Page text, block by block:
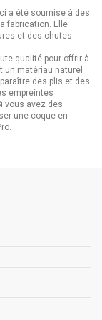
a été soumise à des
fabrication. Elle
et des chutes.
qualité pour offrir à
un matériau naturel
des plis et des
empreintes
vous avez des
une coque en